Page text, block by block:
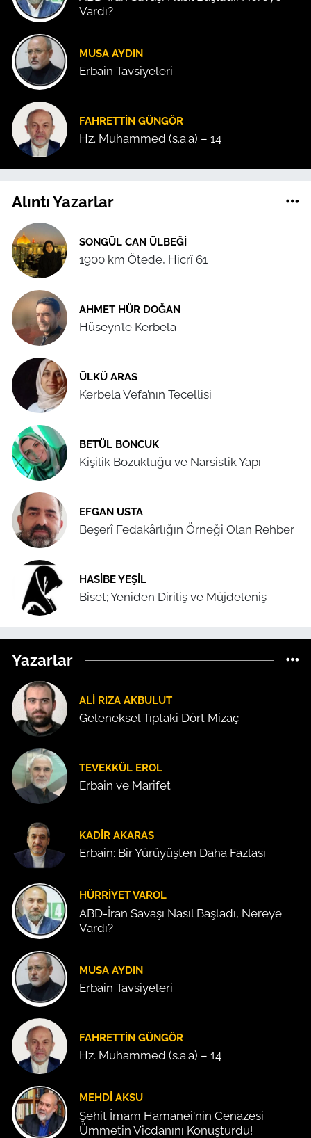
Vardı?
MUSA AYDIN
Erbain Tavsiyeleri
FAHRETTIN GÜNGÖR
Hz. Muhammed (s.a.a) – 14
Alıntı Yazarlar
SONGÜL CAN ÜLBEĞI
1900 km Ötede, Hicrî 61
AHMET HÜR DOĞAN
Hüseyn’le Kerbela
ÜLKÜ ARAS
Kerbela Vefa’nın Tecellisi
BETÜL BONCUK
Kişilik Bozukluğu ve Narsistik Yapı
EFGAN USTA
Beşerî Fedakârlığın Örneği Olan Rehber
HASIBE YEŞIL
Biset; Yeniden Diriliş ve Müjdeleniş
Yazarlar
ALI RIZA AKBULUT
Geleneksel Tıptaki Dört Mizaç
TEVEKKÜL EROL
Erbain ve Marifet
KADIR AKARAS
Erbain: Bir Yürüyüşten Daha Fazlası
HÜRRIYET VAROL
ABD-İran Savaşı Nasıl Başladı, Nereye
Vardı?
MUSA AYDIN
Erbain Tavsiyeleri
FAHRETTIN GÜNGÖR
Hz. Muhammed (s.a.a) – 14
MEHDI AKSU
Şehit İmam Hamanei'nin Cenazesi
Ümmetin Vicdanını Konuşturdu!